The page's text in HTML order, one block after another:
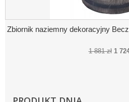
Zbiornik naziemny dekoracyjny
1 881 zł 1